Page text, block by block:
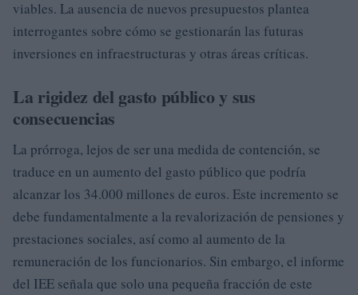
viables. La ausencia de nuevos presupuestos plantea
interrogantes sobre cómo se gestionarán las futuras
inversiones en infraestructuras y otras áreas críticas.
La rigidez del gasto público y sus
consecuencias
La prórroga, lejos de ser una medida de contención, se
traduce en un aumento del gasto público que podría
alcanzar los 34.000 millones de euros. Este incremento se
debe fundamentalmente a la revalorización de pensiones y
prestaciones sociales, así como al aumento de la
remuneración de los funcionarios. Sin embargo, el informe
del IEE señala que solo una pequeña fracción de este